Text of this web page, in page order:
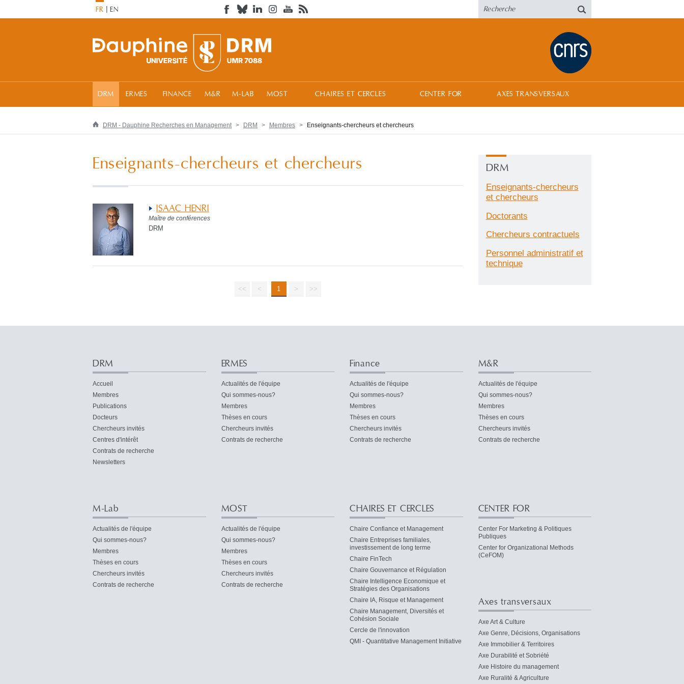
FR EN
DRM ERMES FINANCE M&R M-LAB MOST CHAIRES ET CERCLES CENTER FOR AXES TRANSVERSAUX
DRM - Dauphine Recherches en Management DRM Membres Enseignants-chercheurs et chercheurs
Enseignants-chercheurs et chercheurs
ISAAC HENRI
Maître de conférences
DRM
<< < 1 > >>
DRM
Enseignants-chercheurs
et chercheurs
Doctorants
Chercheurs contractuels
Personnel administratif et
technique
DRM
Accueil
Membres
Publications
Docteurs
Chercheurs invités
Centres d'intérêt
Contrats de recherche
Newsletters
ERMES
Actualités de l'équipe
Qui sommes-nous?
Membres
Thèses en cours
Chercheurs invités
Contrats de recherche
Finance
Actualités de l'équipe
Qui sommes-nous?
Membres
Thèses en cours
Chercheurs invités
Contrats de recherche
M&R
Actualités de l'équipe
Qui sommes-nous?
Membres
Thèses en cours
Chercheurs invités
Contrats de recherche
M-Lab
Actualités de l'équipe
Qui sommes-nous?
Membres
Thèses en cours
Chercheurs invités
Contrats de recherche
MOST
Actualités de l'équipe
Qui sommes-nous?
Membres
Thèses en cours
Chercheurs invités
Contrats de recherche
CHAIRES ET CERCLES
Chaire Confiance et Management
Chaire Entreprises familiales,
investissement de long terme
Chaire FinTech
Chaire Gouvernance et Régulation
Chaire Intelligence Economique et
Stratégies des Organisations
Chaire IA, Risque et Management
Chaire Management, Diversités et
Cohésion Sociale
Cercle de l'innovation
QMI - Quantitative Management Initiative
CENTER FOR
Center For Marketing & Politiques
Publiques
Center for Organizational Methods
(CeFOM)
Axes transversaux
Axe Art & Culture
Axe Genre, Décisions, Organisations
Axe Immobilier & Territoires
Axe Durabilité et Sobriété
Axe Histoire du management
Axe Ruralité & Agriculture